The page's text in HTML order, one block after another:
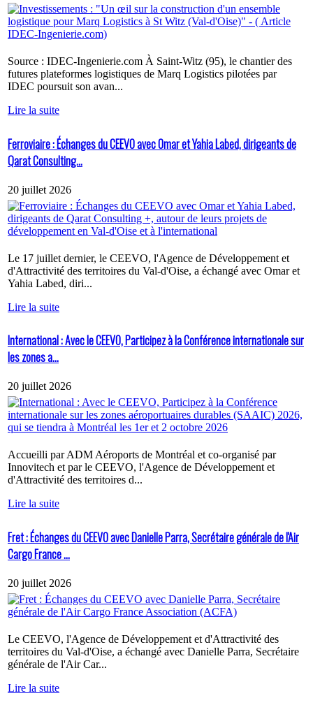
Source : IDEC-Ingenierie.com À Saint-Witz (95), le chantier des
futures plateformes logistiques de Marq Logistics pilotées par
IDEC poursuit son avan...
Lire la suite
Ferroviaire : Échanges du CEEVO avec Omar et Yahia Labed, dirigeants de
Qarat Consulting...
20 juillet 2026
Le 17 juillet dernier, le CEEVO, l'Agence de Développement et
d'Attractivité des territoires du Val-d'Oise, a échangé avec Omar et
Yahia Labed, diri...
Lire la suite
International : Avec le CEEVO, Participez à la Conférence internationale sur
les zones a...
20 juillet 2026
Accueilli par ADM Aéroports de Montréal et co-organisé par
Innovitech et par le CEEVO, l'Agence de Développement et
d'Attractivité des territoires d...
Lire la suite
Fret : Échanges du CEEVO avec Danielle Parra, Secrétaire générale de l'Air
Cargo France ...
20 juillet 2026
Le CEEVO, l'Agence de Développement et d'Attractivité des
territoires du Val-d'Oise, a échangé avec Danielle Parra, Secrétaire
générale de l'Air Car...
Lire la suite